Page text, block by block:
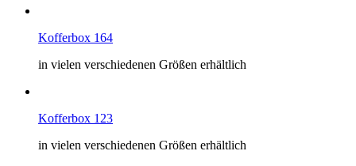
Kofferbox 164
in vielen verschiedenen Größen erhältlich
Kofferbox 123
in vielen verschiedenen Größen erhältlich